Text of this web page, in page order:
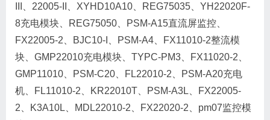
III、22005-II、XYHD10A10、REG75035、YH22020F-
8充电模块、REG75050、PSM-A15直流屏监控、
FX22005-2、BJC10-I、PSM-A4、FX11010-2整流模
块、GMP22010充电模块、TYPC-PM3、FX11020-2、
GMP11010、PSM-C20、FL22010-2、PSM-A20充电
机、FL11010-2、KR22010T、PSM-A3L、FX22005-
2、K3A10L、MDL22010-2、FX22020-2、pm07监控模